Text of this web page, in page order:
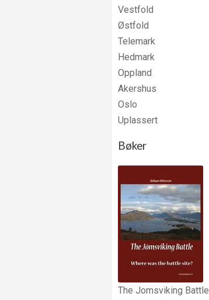
Vestfold
Østfold
Telemark
Hedmark
Oppland
Akershus
Oslo
Uplassert
Bøker
The Jomsviking Battle